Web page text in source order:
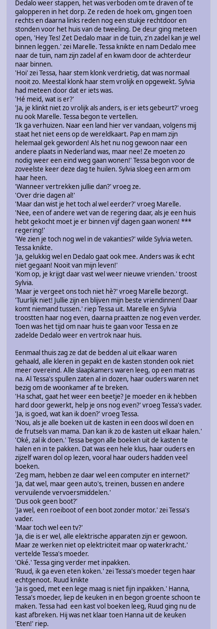
Dedalo weer stappen, het was verboden om te draven of te
galopperen in het dorp. Ze reden de hoek om, gingen toen
rechts en daarna links reden nog een stukje rechtdoor en
stonden voor het huis van de tweeling. De deur ging meteen
open, 'Hey Tes! Zet Dedalo maar in de tuin, z'n zadel kan je wel
binnen leggen.' zei Marelle. Tessa knikte en nam Dedalo mee
naar de tuin, nam zijn zadel af en kwam door de achterdeur
naar binnen.
'Hoi' zei Tessa, haar stem klonk verdrietig, dat was normaal
nooit zo. Meestal klonk haar stem vrolijk en opgewekt. Sylvia
had meteen door dat er iets was.
'Hé meid, wat is er?'
'Ja, je klinkt niet zo vrolijk als anders, is er iets gebeurt?' vroeg
nu ook Marelle. Tessa begon te vertellen.
'Ik ga verhuizen. Naar een land hier ver vandaan, volgens mij
staat het niet eens op de wereldkaart. Pap en mam zijn
helemaal gek geworden! Als het nu nog gewoon naar een
andere plaats in Nederland was, maar nee! Ze moeten zo
nodig weer een eind weg gaan wonen!' Tessa begon voor de
zoveelste keer deze dag te huilen. Sylvia sloeg een arm om
haar heen.
'Wanneer vertrekken jullie dan?' vroeg ze.
'Over drie dagen al!'
'Maar dan wist je het toch al wel eerder?' vroeg Marelle.
'Nee, een of andere wet van de regering daar, als je een huis
hebt gekocht moet je er binnen vijf dagen gaan wonen! ***
regering!'
'We zien je toch nog wel in de vakanties?' wilde Sylvia weten.
Tessa knikte.
'Ja, gelukkig wel en Dedalo gaat ook mee. Anders was ik echt
niet gegaan! Nooit van mijn leven!'
'Kom op, je krijgt daar vast wel weer nieuwe vrienden.' troost
Sylvia.
'Maar je vergeet ons toch niet hè?' vroeg Marelle bezorgt.
'Tuurlijk niet! Jullie zijn en blijven mijn beste vriendinnen! Daar
komt niemand tussen.' riep Tessa uit. Marelle en Sylvia
troostten haar nog even, daarna praatten ze nog even verder.
Toen was het tijd om naar huis te gaan voor Tessa en ze
zadelde Dedalo weer en vertrok naar huis.
Eenmaal thuis zag ze dat de bedden al uit elkaar waren
gehaald, alle kleren in gepakt en de kasten stonden ook niet
meer overeind. Alle slaapkamers waren leeg, op een matras
na. Al Tessa's spullen zaten al in dozen, haar ouders waren net
bezig om de woonkamer af te breken.
'Ha schat, gaat het weer een beetje? Je moeder en ik hebben
hard door gewerkt, help je ons nog even?' vroeg Tessa's vader.
'Ja, is goed, wat kan ik doen?' vroeg Tessa.
'Nou, als je alle boeken uit de kasten in een doos wil doen en
de frutsels van mama. Dan kan ik zo de kasten uit elkaar halen.'
'Oké, zal ik doen.' Tessa begon alle boeken uit de kasten te
halen en in te pakken. Dat was een hele klus, haar ouders en
zijzelf waren dol op lezen, vooral haar ouders hadden veel
boeken.
'Zeg mam, hebben ze daar wel een computer en internet?'
'Ja, dat wel, maar geen auto's, treinen, bussen en andere
vervuilende vervoersmiddelen.'
'Dus ook geen boot?'
'Ja wel, een roeiboot of een boot zonder motor.' zei Tessa's
vader.
'Maar toch wel een tv?'
'Ja, die is er wel, alle elektrische apparaten zijn er gewoon.
Maar ze werken niet op elektriciteit maar op waterkracht.'
vertelde Tessa's moeder.
'Oké.' Tessa ging verder met inpakken.
'Ruud, ik ga even eten koken.' zei Tessa's moeder tegen haar
echtgenoot. Ruud knikte
'Ja is goed, met een lege maag is niet fijn inpakken.' Hanna,
Tessa's moeder, liep de keuken in en begon groente schoon te
maken. Tessa had een kast vol boeken leeg, Ruud ging nu de
kast afbreken. Hij was net klaar toen Hanna uit de keuken
'Eten!' riep.